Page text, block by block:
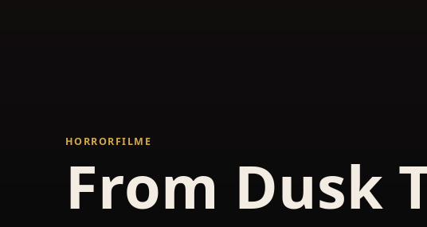
HORRORFILME
From Dusk